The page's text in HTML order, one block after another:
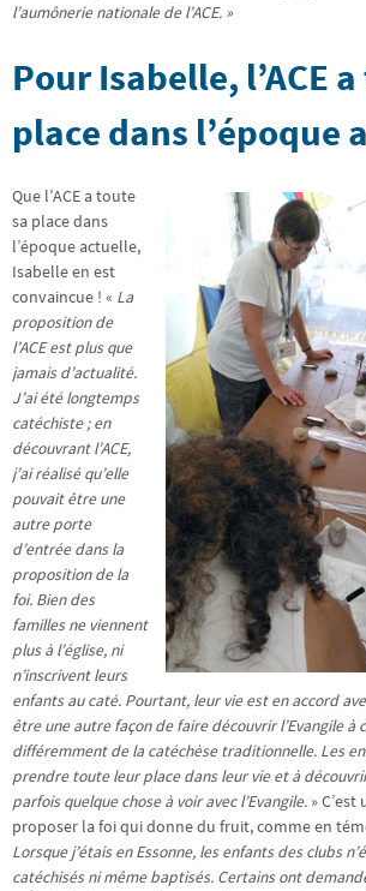
l’aumônerie nationale de l’ACE. »
Pour Isabelle, l’ACE
place dans l’époque
Que l’ACE a toute
sa place dans
l’époque actuelle,
Isabelle en est
convaincue ! « La
proposition de
l’ACE est plus que
jamais d’actualité.
J’ai été longtemps
catéchiste ; en
découvrant l’ACE,
j’ai réalisé qu’elle
pouvait être une
autre porte
d’entrée dans la
proposition de la
foi. Bien des
familles ne viennent
plus à l’église, ni
n’inscrivent leurs
enfants au caté. Pourtant, leur vie est en accord
être une autre façon de faire découvrir l’Evangile à
différemment de la catéchèse traditionnelle. Les
prendre toute leur place dans leur vie et à
parfois quelque chose à voir avec l’Evangile. »
proposer la foi qui donne du fruit, comme en
Lorsque j’étais en Essonne, les enfants des clubs
catéchisés ni même baptisés. Certains ont